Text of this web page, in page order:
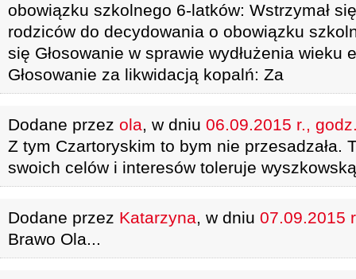
obowiązku szkolnego 6-latków: Wstrzymał
rodziców do decydowania o obowiązku
się Głosowanie w sprawie wydłużenia wieku
Głosowanie za likwidacją kopalń: Za
Dodane przez ola, w dniu 06.09.2015 r.,
Z tym Czartoryskim to bym nie przesadzała.
swoich celów i interesów toleruje
Dodane przez Katarzyna, w dniu 07.09.2015
Brawo Ola...